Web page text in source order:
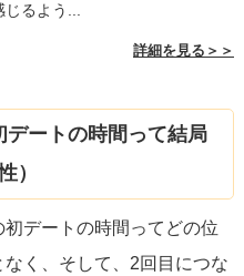
じるよう...
詳細を見る＞＞
ートの時間って結局
）
デートの時間ってどの位
く、そして、2回目につな